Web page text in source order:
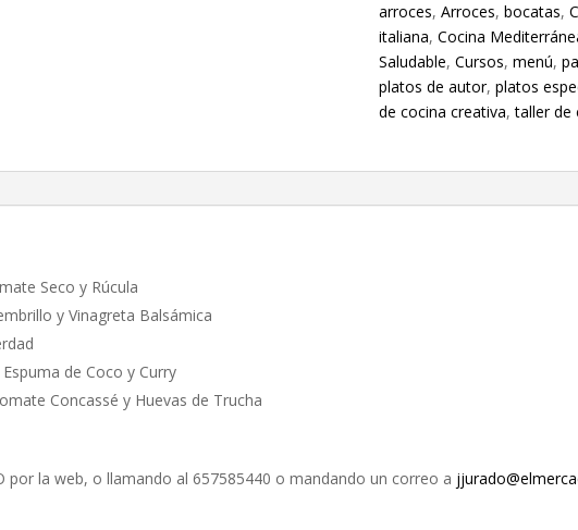
7
de
marzo
cantidad
arroces, Arroces, bocatas,
italiana, Cocina
Saludable, Cursos, menú,
platos de autor, platos
de cocina creativa,taller de
Seco y Rúcula
y Vinagreta Balsámica
de Coco y Curry
Concassé y Huevas de Trucha
por la web, o llamando al 657585440 o mandando un correo a